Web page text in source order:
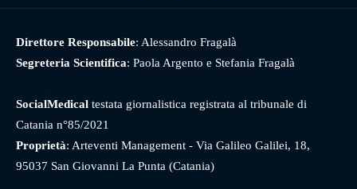
Direttore Responsabile: Alessandro Fragalà
Segreteria Scientifica: Paola Argento e Stefania Fragalà
SocialMedical testata giornalistica registrata al tribunale di
Catania n°85/2021
Proprietà: Arteventi Management - Via Galileo Galilei, 18,
95037 San Giovanni La Punta (Catania)